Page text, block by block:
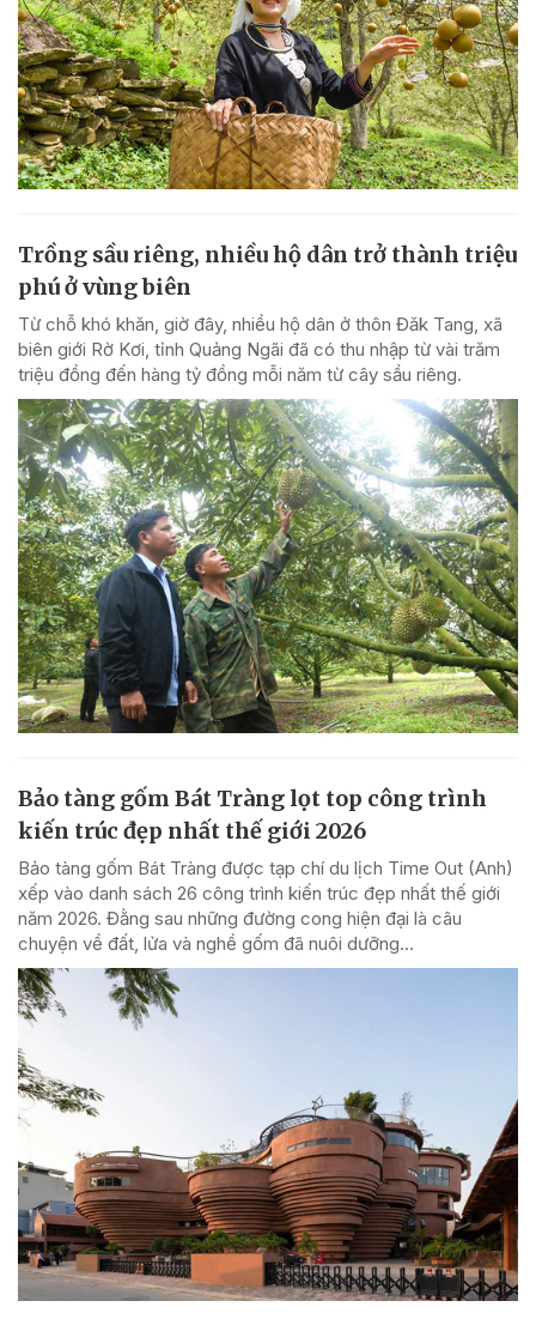
Trồng sầu riêng, nhiều hộ dân trở thành triệu
phú ở vùng biên
Từ chỗ khó khăn, giờ đây, nhiều hộ dân ở thôn Đăk Tang, xã
biên giới Rờ Kơi, tỉnh Quảng Ngãi đã có thu nhập từ vài trăm
triệu đồng đến hàng tỷ đồng mỗi năm từ cây sầu riêng.
Bảo tàng gốm Bát Tràng lọt top công trình
kiến trúc đẹp nhất thế giới 2026
Bảo tàng gốm Bát Tràng được tạp chí du lịch Time Out (Anh)
xếp vào danh sách 26 công trình kiến trúc đẹp nhất thế giới
năm 2026. Đằng sau những đường cong hiện đại là câu
chuyện về đất, lửa và nghề gốm đã nuôi dưỡng...